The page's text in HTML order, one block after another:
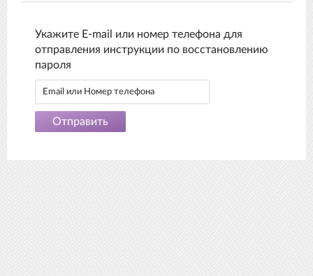
Укажите E-mail или номер телефона для
отправления инструкции по восстановлению
пароля